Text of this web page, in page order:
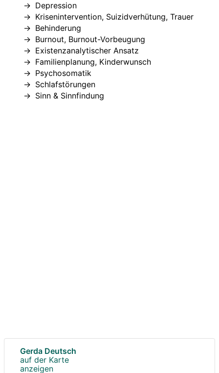
Depression
Krisenintervention, Suizidverhütung, Trauer
Behinderung
Burnout, Burnout-Vorbeugung
Existenzanalytischer Ansatz
Familienplanung, Kinderwunsch
Psychosomatik
Schlafstörungen
Sinn & Sinnfindung
Gerda Deutsch
auf der Karte
anzeigen